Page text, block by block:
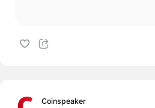
Coinspeaker